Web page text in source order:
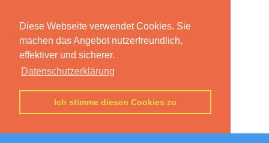
Diese Webseite verwendet Cookies. Sie
machen das Angebot nutzerfreundlich,
effektiver und sicherer.
Datenschutzerklärung
Ich stimme diesen Cookies zu